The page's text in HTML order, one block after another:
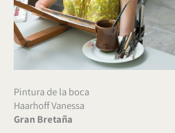
Pintura de la boca
Haarhoff Vanessa
Gran Bretaña